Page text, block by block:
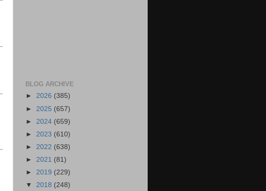
BLOG ARCHIVE
► 2026 (385)
► 2025 (657)
► 2024 (659)
► 2023 (610)
► 2022 (638)
► 2021 (81)
► 2019 (229)
▼ 2018 (248)